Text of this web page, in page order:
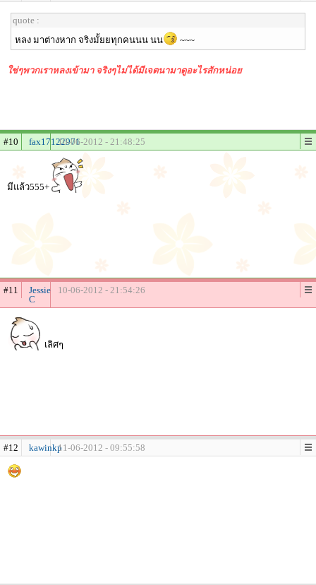
quote :
หลง มาต่างหาก จริงมั้ยยทุกคนนน นน
~~~
ใช่ๆพวกเราหลงเข้ามา จริงๆไม่ได้มีเจตนามาดูอะไรสักหน่อย
#10 fax1712297110-06-2012 - 21:48:25
มีแล้ว555+
#11
Jessie
C
10-06-2012 - 21:54:26
เลิศๆ
#12 kawinkp11-06-2012 - 09:55:58